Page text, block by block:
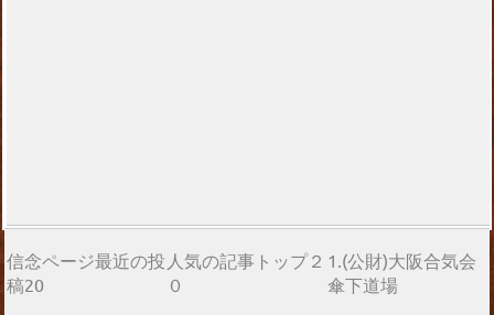
信念ページ最近の投
稿20
人気の記事トップ２
０
1.(公財)大阪合気会
傘下道場